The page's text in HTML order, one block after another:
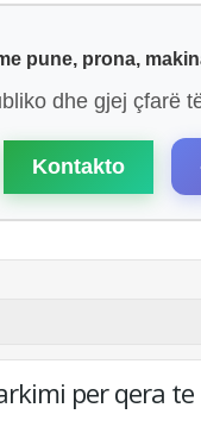
pune, prona,
dhe gjej çfarë
Kontakto
per qera